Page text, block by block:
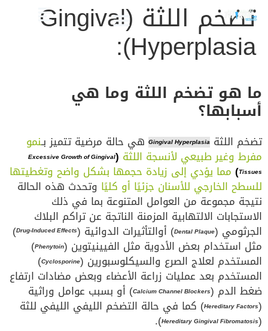
تضخم اللثة (Gingival
Hyperplasia):
ما هو تضخم اللثة وما هي
أسبابها؟
تضخم اللثة Gingival Hyperplasia هي حالة مرضية تتميز بـنمو
مفرط وغير طبيعي لأنسجة اللثة (
Excessive Growth of Gingival
Tissues
) مما يؤدي إلى زيادة حجمها بشكل واضح وتغطيتها
للسطح الخارجي للأسنان جزئيًا أو كليًا وتحدث هذه الحالة
نتيجة مجموعة من العوامل المتنوعة بما في ذلك
الاستجابات الالتهابية المزمنة الناتجة عن تراكم البلاك
الجرثومي (Dental Plaque) أوالتأثيرات الدوائية (Drug-Induced Effects
)
مثل استخدام بعض الأدوية مثل الفيينيتوين (Phenytoin
)
المستخدم لعلاج الصرع والسيكلوسبورين (Cyclosporine
)
المستخدم بعد عمليات زراعة الأعضاء وبعض مضادات ارتفاع
ضغط الدم (Calcium Channel Blockers) أو بسبب عوامل وراثية
(
Hereditary Factors) كما في حالة التضخم الليفي الليفي للثة
(
Hereditary Gingival Fibromatosis
).